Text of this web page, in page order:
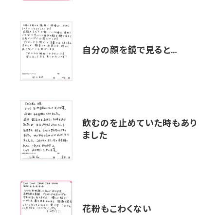
自分の顔を鏡で見ると…
飲むのを止めていた時もあり
ました
花粉もこわくない